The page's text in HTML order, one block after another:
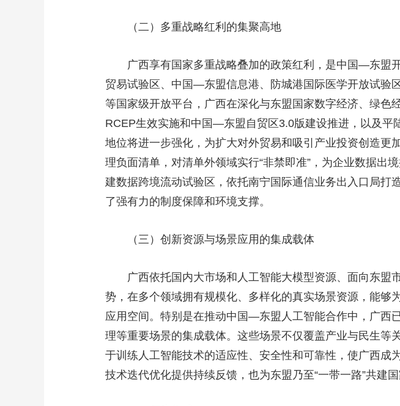
（二）多重战略红利的集聚高地
广西享有国家多重战略叠加的政策红利，是中国—东盟
贸易试验区、中国—东盟信息港、防城港国际医学开放试验
等国家级开放平台，广西在深化与东盟国家数字经济、绿
RCEP生效实施和中国—东盟自贸区3.0版建设推进，以及平
地位将进一步强化，为扩大对外贸易和吸引产业投资创造
理负面清单，对清单外领域实行“非禁即准”，为企业数据出
建数据跨境流动试验区，依托南宁国际通信业务出入口局打
了强有力的制度保障和环境支撑。
（三）创新资源与场景应用的集成载体
广西依托国内大市场和人工智能大模型资源、面向东
势，在多个领域拥有规模化、多样化的真实场景资源，能够
应用空间。特别是在推动中国—东盟人工智能合作中，广西
理等重要场景的集成载体。这些场景不仅覆盖产业与民生等
于训练人工智能技术的适应性、安全性和可靠性，使广西成
技术迭代优化提供持续反馈，也为东盟乃至“一带一路”共建